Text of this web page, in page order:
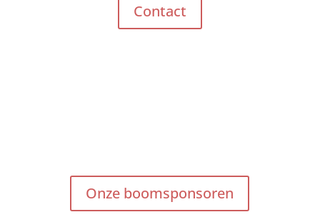
Contact
Onze boomsponsoren